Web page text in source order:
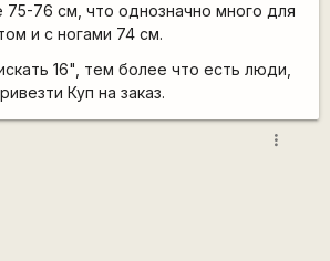
76 см, что однозначно много для
и с ногами 74 см.
16", тем более что есть люди,
Куп на заказ.
more_vert